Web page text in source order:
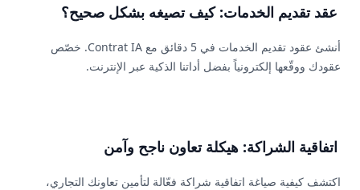
عقد تقديم الخدمات: كيف تصيغه بشكل صحيح؟
أنشئ عقود تقديم الخدمات في 5 دقائق مع Contrat IA. خصّص
عقودك ووقّعها إلكترونياً بفضل أداتنا الذكية عبر الإنترنت.
اتفاقية الشراكة: هيكلة تعاون ناجح وآمن
اكتشف كيفية صياغة اتفاقية شراكة فعّالة لتأمين تعاونك التجاري،